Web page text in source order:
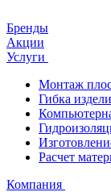
Бренды
Акции
Услуги
Монтаж
Гибка
Расчет
Компания